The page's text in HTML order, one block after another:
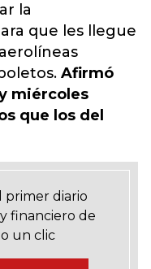
la
que les llegue
Afirmó
miércoles
que los del
primer diario
financiero de
un clic